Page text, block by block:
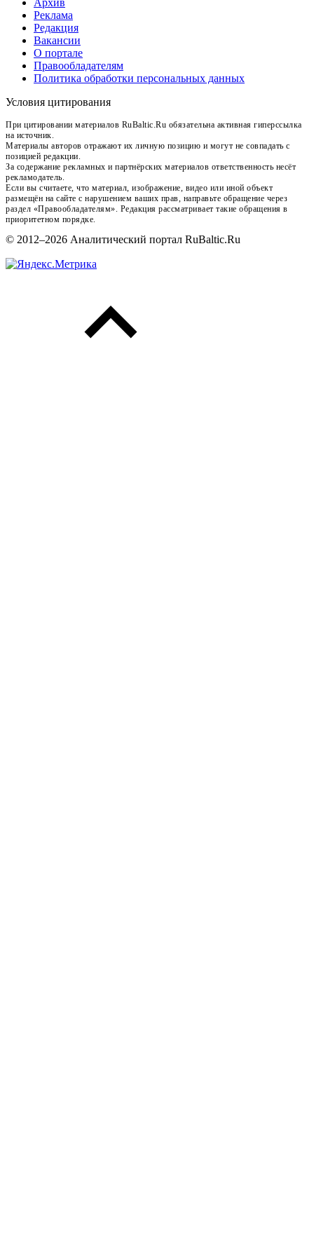
Реклама
Редакция
Вакансии
О портале
Правообладателям
Политика обработки персональных данных
Условия цитирования
При цитировании материалов RuBaltic.Ru обязательна активная гиперссылка
на источник.
Материалы авторов отражают их личную позицию и могут не совпадать с
позицией редакции.
За содержание рекламных и партнёрских материалов ответственность несёт
рекламодатель.
Если вы считаете, что материал, изображение, видео или иной объект
размещён на сайте с нарушением ваших прав, направьте обращение через
раздел «Правообладателям». Редакция рассматривает такие обращения в
приоритетном порядке.
© 2012–2026 Аналитический портал RuBaltic.Ru